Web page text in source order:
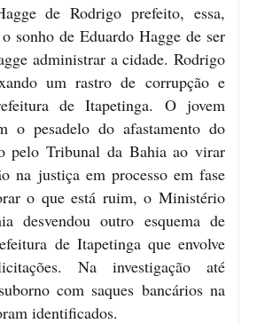
de Rodrigo prefeito, essa,
sonho de Eduardo Hagge de ser
administrar a cidade. Rodrigo
um rastro de corrupção e
de Itapetinga. O jovem
o pesadelo do afastamento do
pelo Tribunal da Bahia ao virar
na justiça em processo em fase
o que está ruim, o Ministério
desvendou outro esquema de
de Itapetinga que envolve
Na investigação até
com saques bancários na
identificados.